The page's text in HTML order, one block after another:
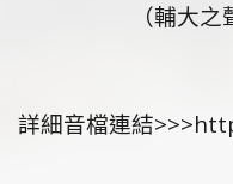
（輔大
詳細音檔連結>>>